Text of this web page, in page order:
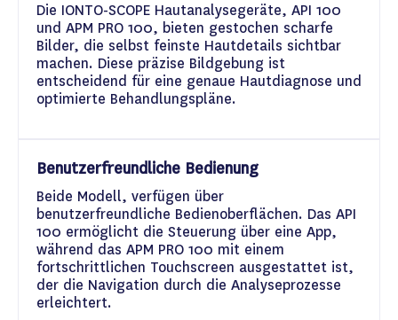
Die IONTO-SCOPE Hautanalysegeräte, API 100
und APM PRO 100, bieten gestochen scharfe
Bilder, die selbst feinste Hautdetails sichtbar
machen. Diese präzise Bildgebung ist
entscheidend für eine genaue Hautdiagnose und
optimierte Behandlungspläne.
Benutzerfreundliche Bedienung
Beide Modell, verfügen über
benutzerfreundliche Bedienoberflächen. Das API
100 ermöglicht die Steuerung über eine App,
während das APM PRO 100 mit einem
fortschrittlichen Touchscreen ausgestattet ist,
der die Navigation durch die Analyseprozesse
erleichtert.